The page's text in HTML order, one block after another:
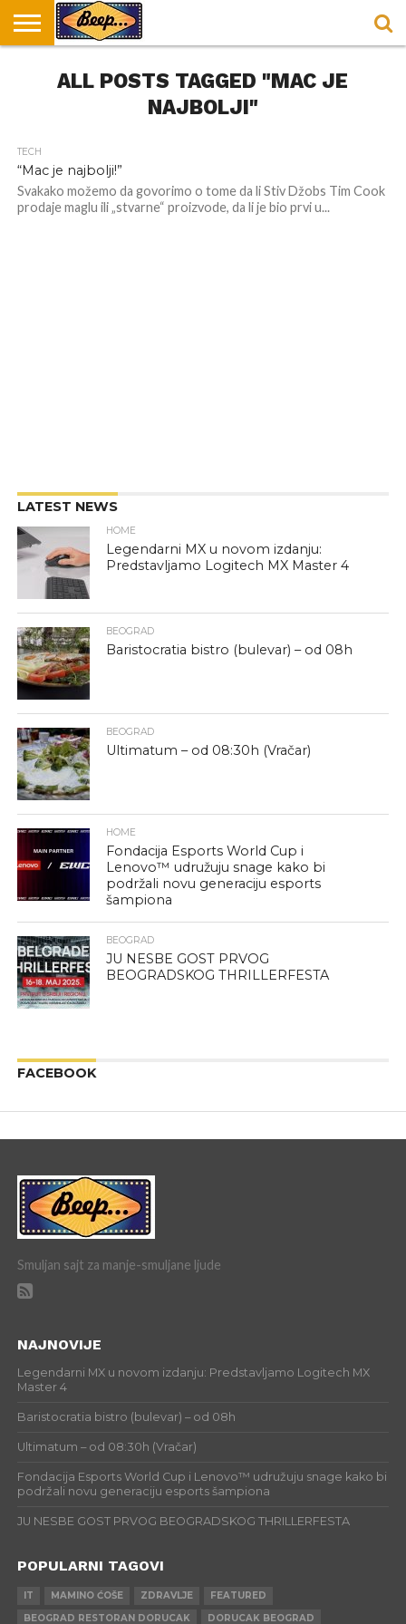
DORUČAK
SVAKODNEVICA
ENTERTAINMENT
LOKACIJE
HRANA I
RECEPTI
NEPUSACKI
LOKALI
ALL POSTS TAGGED "MAC JE
NAJBOLJI"
TECH
“Mac je najbolji!”
Svakako možemo da govorimo o tome da li Stiv Džobs Tim Cook
prodaje maglu ili „stvarne“ proizvode, da li je bio prvi u...
LATEST NEWS
HOME
Legendarni MX u novom izdanju:
Predstavljamo Logitech MX Master 4
BEOGRAD
Baristocratia bistro (bulevar) – od 08h
BEOGRAD
Ultimatum – od 08:30h (Vračar)
HOME
Fondacija Esports World Cup i
Lenovo™ udružuju snage kako bi
podržali novu generaciju esports
šampiona
BEOGRAD
JU NESBE GOST PRVOG
BEOGRADSKOG THRILLERFESTA
FACEBOOK
Smuljan sajt za manje-smuljane ljude
NAJNOVIJE
Legendarni MX u novom izdanju: Predstavljamo Logitech MX
Master 4
Baristocratia bistro (bulevar) – od 08h
Ultimatum – od 08:30h (Vračar)
Fondacija Esports World Cup i Lenovo™ udružuju snage kako bi
podržali novu generaciju esports šampiona
JU NESBE GOST PRVOG BEOGRADSKOG THRILLERFESTA
POPULARNI TAGOVI
IT MAMINO ĆOŠE ZDRAVLJE
FEATURED
BEOGRAD RESTORAN DORUCAK
DORUCAK BEOGRAD